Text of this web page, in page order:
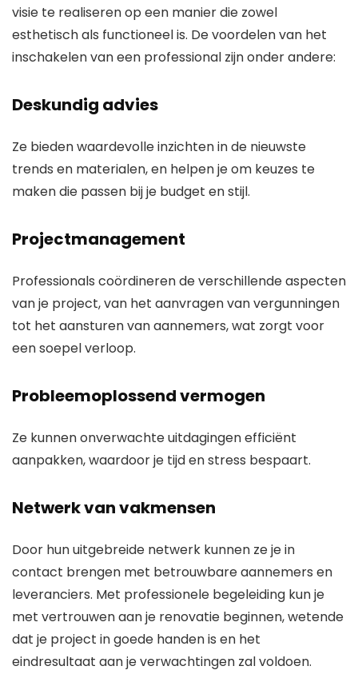
visie te realiseren op een manier die zowel
esthetisch als functioneel is. De voordelen van het
inschakelen van een professional zijn onder andere:
Deskundig advies
Ze bieden waardevolle inzichten in de nieuwste
trends en materialen, en helpen je om keuzes te
maken die passen bij je budget en stijl.
Projectmanagement
Professionals coördineren de verschillende aspecten
van je project, van het aanvragen van vergunningen
tot het aansturen van aannemers, wat zorgt voor
een soepel verloop.
Probleemoplossend vermogen
Ze kunnen onverwachte uitdagingen efficiënt
aanpakken, waardoor je tijd en stress bespaart.
Netwerk van vakmensen
Door hun uitgebreide netwerk kunnen ze je in
contact brengen met betrouwbare aannemers en
leveranciers. Met professionele begeleiding kun je
met vertrouwen aan je renovatie beginnen, wetende
dat je project in goede handen is en het
eindresultaat aan je verwachtingen zal voldoen.